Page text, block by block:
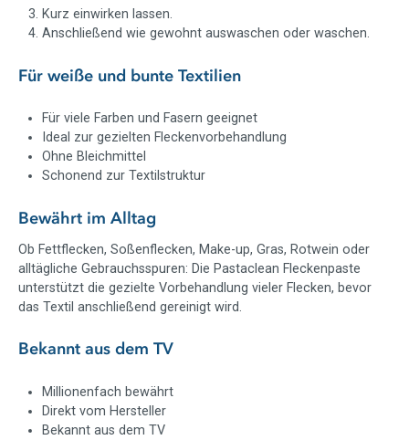
Kurz einwirken lassen.
Anschließend wie gewohnt auswaschen oder waschen.
Für weiße und bunte Textilien
Für viele Farben und Fasern geeignet
Ideal zur gezielten Fleckenvorbehandlung
Ohne Bleichmittel
Schonend zur Textilstruktur
Bewährt im Alltag
Ob Fettflecken, Soßenflecken, Make-up, Gras, Rotwein oder
alltägliche Gebrauchsspuren: Die Pastaclean Fleckenpaste
unterstützt die gezielte Vorbehandlung vieler Flecken, bevor
das Textil anschließend gereinigt wird.
Bekannt aus dem TV
Millionenfach bewährt
Direkt vom Hersteller
Bekannt aus dem TV